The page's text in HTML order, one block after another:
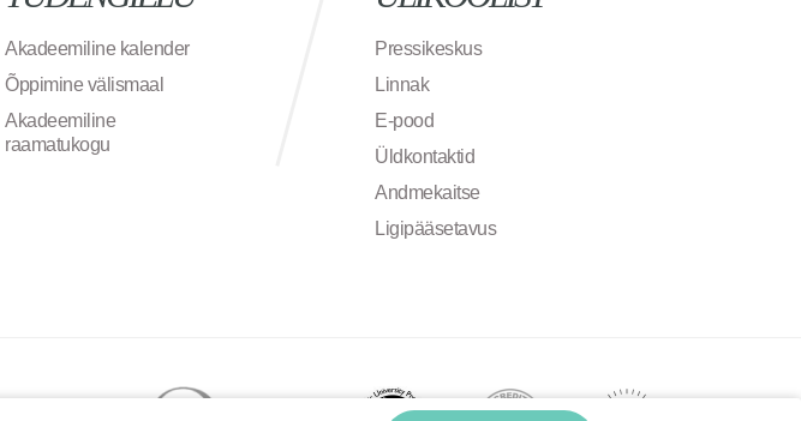
Akadeemiline kalender
Õppimine välismaal
Akadeemiline
raamatukogu
Pressikeskus
Linnak
E-pood
Üldkontaktid
Andmekaitse
Ligipääsetavus